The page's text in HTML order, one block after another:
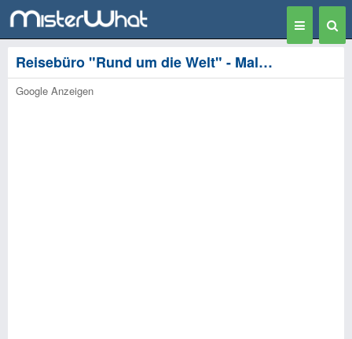
Toggle
navigation
Reisebüro "Rund um die Welt" - Malchin
Google Anzeigen